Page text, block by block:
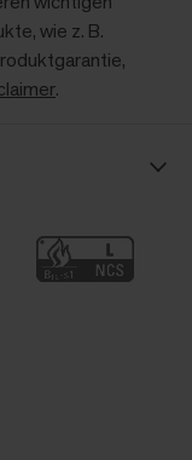
wie z. B.
.